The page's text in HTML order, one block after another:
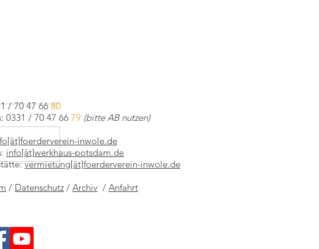
100 Jahre Bauhaus Dessau
/ 70 47 6680
0331 / 70 47 66 79 (bitte AB nutzen)
inwole.de
info[ät]werkhaus-potsdam.de
vermietung[ät]foerderverein-inwole.de
/ Datenschutz / Archiv / Anfahrt